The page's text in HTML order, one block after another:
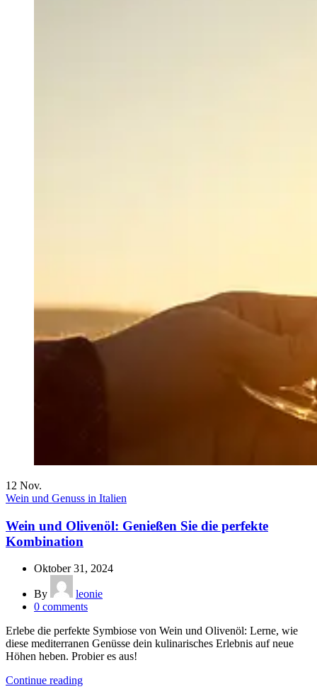
12 Nov.
Wein und Genuss in Italien
Wein und Olivenöl: Genießen Sie die perfekte
Kombination
Oktober 31, 2024
By
leonie
0 comments
Erlebe die perfekte Symbiose von Wein und Olivenöl: Lerne, wie
diese mediterranen Genüsse dein kulinarisches Erlebnis auf neue
Höhen heben. Probier es aus!
Continue reading